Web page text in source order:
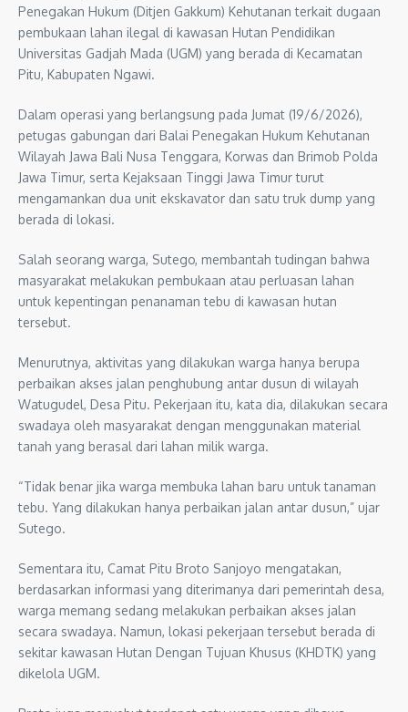
Penegakan Hukum (Ditjen Gakkum) Kehutanan terkait dugaan
pembukaan lahan ilegal di kawasan Hutan Pendidikan
Universitas Gadjah Mada (UGM) yang berada di Kecamatan
Pitu, Kabupaten Ngawi.
Dalam operasi yang berlangsung pada Jumat (19/6/2026),
petugas gabungan dari Balai Penegakan Hukum Kehutanan
Wilayah Jawa Bali Nusa Tenggara, Korwas dan Brimob Polda
Jawa Timur, serta Kejaksaan Tinggi Jawa Timur turut
mengamankan dua unit ekskavator dan satu truk dump yang
berada di lokasi.
Salah seorang warga, Sutego, membantah tudingan bahwa
masyarakat melakukan pembukaan atau perluasan lahan
untuk kepentingan penanaman tebu di kawasan hutan
tersebut.
Menurutnya, aktivitas yang dilakukan warga hanya berupa
perbaikan akses jalan penghubung antar dusun di wilayah
Watugudel, Desa Pitu. Pekerjaan itu, kata dia, dilakukan secara
swadaya oleh masyarakat dengan menggunakan material
tanah yang berasal dari lahan milik warga.
“Tidak benar jika warga membuka lahan baru untuk tanaman
tebu. Yang dilakukan hanya perbaikan jalan antar dusun,” ujar
Sutego.
Sementara itu, Camat Pitu Broto Sanjoyo mengatakan,
berdasarkan informasi yang diterimanya dari pemerintah desa,
warga memang sedang melakukan perbaikan akses jalan
secara swadaya. Namun, lokasi pekerjaan tersebut berada di
sekitar kawasan Hutan Dengan Tujuan Khusus (KHDTK) yang
dikelola UGM.